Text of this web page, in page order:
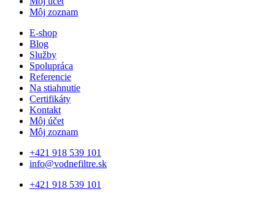
Môj zoznam
E-shop
Blog
Služby
Spolupráca
Referencie
Na stiahnutie
Certifikáty
Kontakt
Môj účet
Môj zoznam
+421 918 539 101
info@vodnefiltre.sk
+421 918 539 101